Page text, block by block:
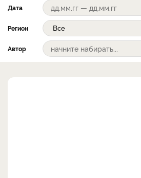
Дата
Регион
Автор